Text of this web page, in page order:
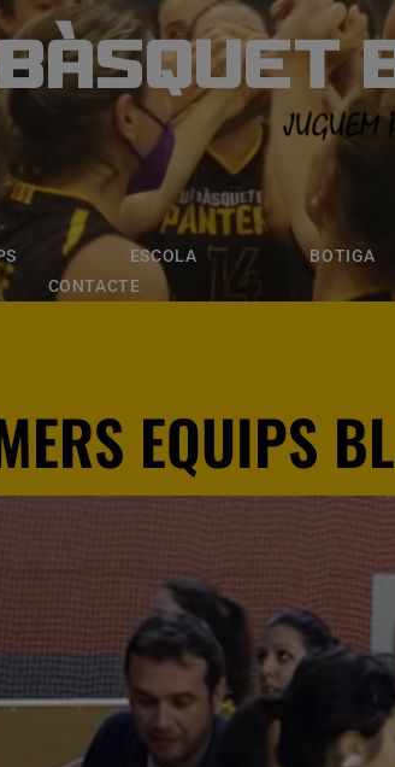
ESCOLA BOTIGA
CONTACTE
ESCOLA BOTIGA
EQUIPS